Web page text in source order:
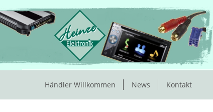
Händler Willkommen News Kontakt